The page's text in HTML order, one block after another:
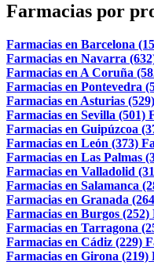
Farmacias por
Farmacias en Barcelona
Farmacias en Navarra
Farmacias en A Coruña
Farmacias en Pontevedra
Farmacias en Asturias (529)
Farmacias en Sevilla (501)
Farmacias en Guipúzcoa
Farmacias en León (373)
Farmacias en Las Palmas
Farmacias en Valladolid
Farmacias en Salamanca
Farmacias en Granada
Farmacias en Burgos (252)
Farmacias en Tarragona
Farmacias en Cádiz (229)
Farmacias en Girona (219)